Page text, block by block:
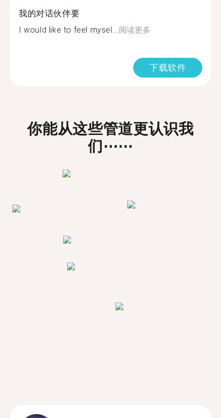
我的对话伙伴要
I would like to feel mysel...阅读更多
下载软件
你能从这些管道更认识我
们⋯⋯